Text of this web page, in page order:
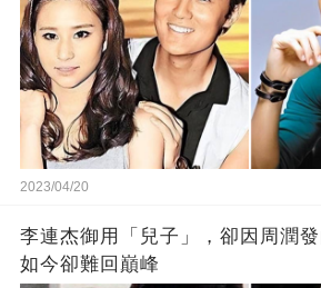
2023/04/20
李連杰御用「兒子」，卻因周潤發
如今卻難回巔峰